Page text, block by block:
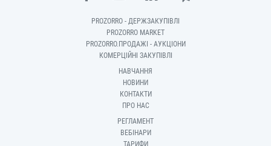
PROZORRO - ДЕРЖЗАКУПІВЛІ
PROZORRO MARKET
PROZORRO.ПРОДАЖІ - АУКЦІОНИ
КОМЕРЦІЙНІ ЗАКУПІВЛІ
НАВЧАННЯ
НОВИНИ
КОНТАКТИ
ПРО НАС
РЕГЛАМЕНТ
ВЕБІНАРИ
ТАРИФИ